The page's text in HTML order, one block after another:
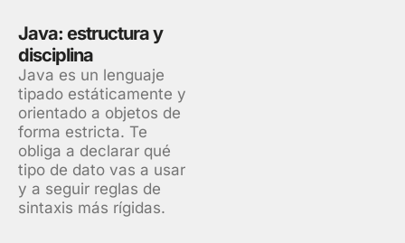
Java: estructura y
disciplina
Java es un lenguaje
tipado estáticamente y
orientado a objetos de
forma estricta. Te
obliga a declarar qué
tipo de dato vas a usar
y a seguir reglas de
sintaxis más rígidas.